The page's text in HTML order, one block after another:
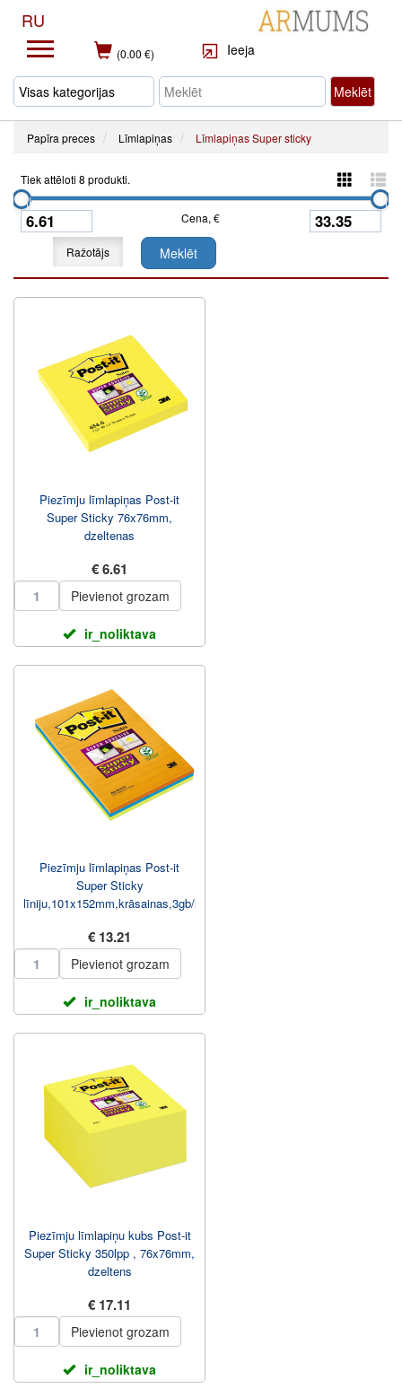
RU
(0.00 €) Ieeja
Meklēt
Papīra preces Līmlapiņas Līmlapiņas Super sticky
Tiek attēloti 8 produkti.
Cena, €
Ražotājs Meklēt
Piezīmju līmlapiņas Post-it
Super Sticky 76x76mm,
dzeltenas
€ 6.61
Pievienot grozam
ir_noliktava
Piezīmju līmlapiņas Post-it
Super Sticky
līniju,101x152mm,krāsainas,3gb/iep
€ 13.21
Pievienot grozam
ir_noliktava
Piezīmju līmlapiņu kubs Post-it
Super Sticky 350lpp , 76x76mm,
dzeltens
€ 17.11
Pievienot grozam
ir_noliktava